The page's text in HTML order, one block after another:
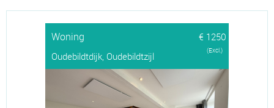
Woning
€ 1250
Oudebildtdijk, Oudebildtzijl
(Excl.)